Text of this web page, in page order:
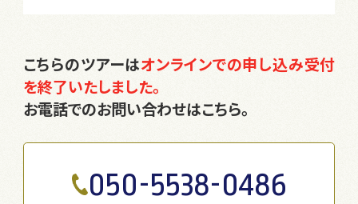
こちらのツアーはオンラインでの申し込み受付
を終了いたしました。
お電話でのお問い合わせはこちら。
050-5538-0486